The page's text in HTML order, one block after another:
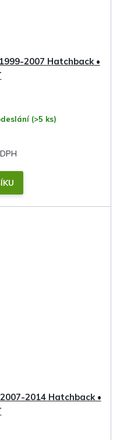
2007 Hatchback •
(>5 ks)
2014 Hatchback •